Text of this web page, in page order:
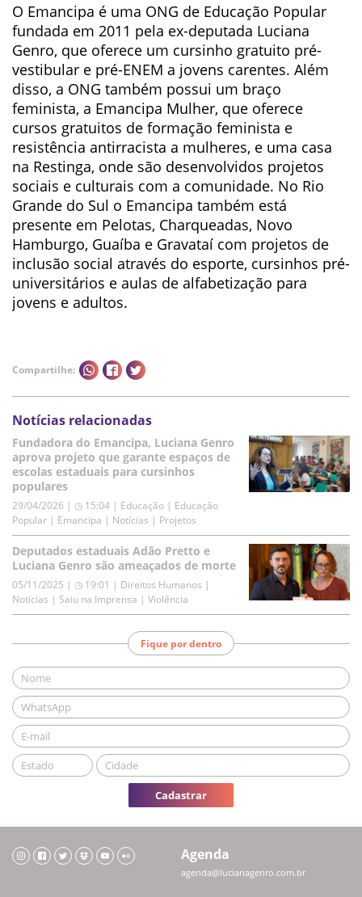
O Emancipa é uma ONG de Educação Popular
fundada em 2011 pela ex-deputada Luciana
Genro, que oferece um cursinho gratuito pré-
vestibular e pré-ENEM a jovens carentes. Além
disso, a ONG também possui um braço
feminista, a Emancipa Mulher, que oferece
cursos gratuitos de formação feminista e
resistência antirracista a mulheres, e uma casa
na Restinga, onde são desenvolvidos projetos
sociais e culturais com a comunidade. No Rio
Grande do Sul o Emancipa também está
presente em Pelotas, Charqueadas, Novo
Hamburgo, Guaíba e Gravataí com projetos de
inclusão social através do esporte, cursinhos pré-
universitários e aulas de alfabetização para
jovens e adultos.
Compartilhe:
Notícias relacionadas
Fundadora do Emancipa, Luciana Genro
aprova projeto que garante espaços de
escolas estaduais para cursinhos
populares
29/04/2026 | ◷ 15:04 | Educação | Educação
Popular | Emancipa | Notícias | Projetos
Deputados estaduais Adão Pretto e
Luciana Genro são ameaçados de morte
05/11/2025 | ◷ 19:01 | Direitos Humanos |
Notícias | Saiu na Imprensa | Violência
Fique por dentro
Cadastrar
Agenda
agenda@lucianagenro.com.br